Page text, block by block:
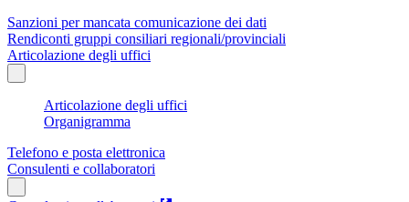
Sanzioni per mancata comunicazione dei dati
Rendiconti gruppi consiliari regionali/provinciali
Articolazione degli uffici
Articolazione degli uffici
Organigramma
Telefono e posta elettronica
Consulenti e collaboratori